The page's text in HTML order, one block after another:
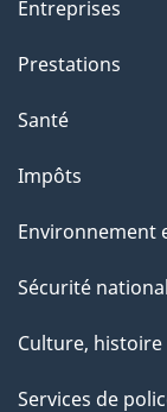
Entreprises
Prestations
Santé
Impôts
Environnement
Sécurité
Culture,
Services de